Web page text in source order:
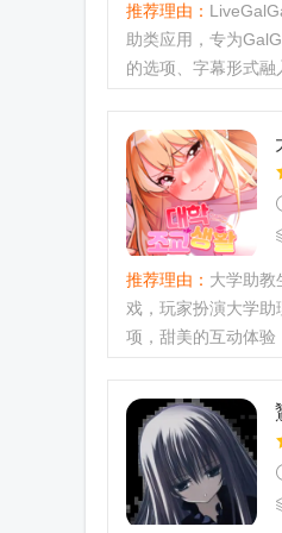
推荐理由：
助类应用，专为
的选项、字幕形式
推荐理由： 大学助教
戏，玩家扮演大学
项，甜美的互动体
击start开始游戏。2